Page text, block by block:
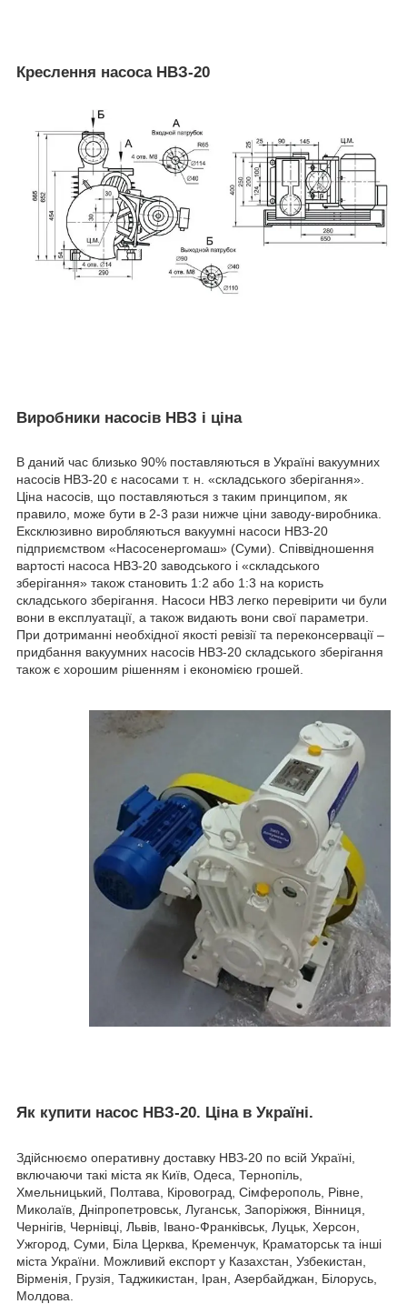
Креслення насоса НВЗ-20
Виробники насосів НВЗ і ціна
В даний час близько 90% поставляються в Україні вакуумних
насосів НВЗ-20 є насосами т. н. «складського зберігання».
Ціна насосів, що поставляються з таким принципом, як
правило, може бути в 2-3 рази нижче ціни заводу-виробника.
Ексклюзивно виробляються вакуумні насоси НВЗ-20
підприємством «Насосенергомаш» (Суми). Співвідношення
вартості насоса НВЗ-20 заводського і «складського
зберігання» також становить 1:2 або 1:3 на користь
складського зберігання. Насоси НВЗ легко перевірити чи були
вони в експлуатації, а також видають вони свої параметри.
При дотриманні необхідної якості ревізії та переконсервації –
придбання вакуумних насосів НВЗ-20 складського зберігання
також є хорошим рішенням і економією грошей.
Як купити насос НВЗ-20. Ціна в Україні.
Здійснюємо оперативну доставку НВЗ-20 по всій Україні,
включаючи такі міста як Київ, Одеса, Тернопіль,
Хмельницький, Полтава, Кіровоград, Сімферополь, Рівне,
Миколаїв, Дніпропетровськ, Луганськ, Запоріжжя, Вінниця,
Чернігів, Чернівці, Львів, Івано-Франківськ, Луцьк, Херсон,
Ужгород, Суми, Біла Церква, Кременчук, Краматорськ та інші
міста України. Можливий експорт у Казахстан, Узбекистан,
Вірменія, Грузія, Таджикистан, Іран, Азербайджан, Білорусь,
Молдова.